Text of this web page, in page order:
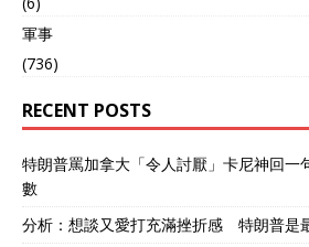
軍事
(736)
RECENT POSTS
特朗普罵加拿大「令人討厭」卡尼神回一
數
分析：想談又愛打充滿挫折感 特朗普是